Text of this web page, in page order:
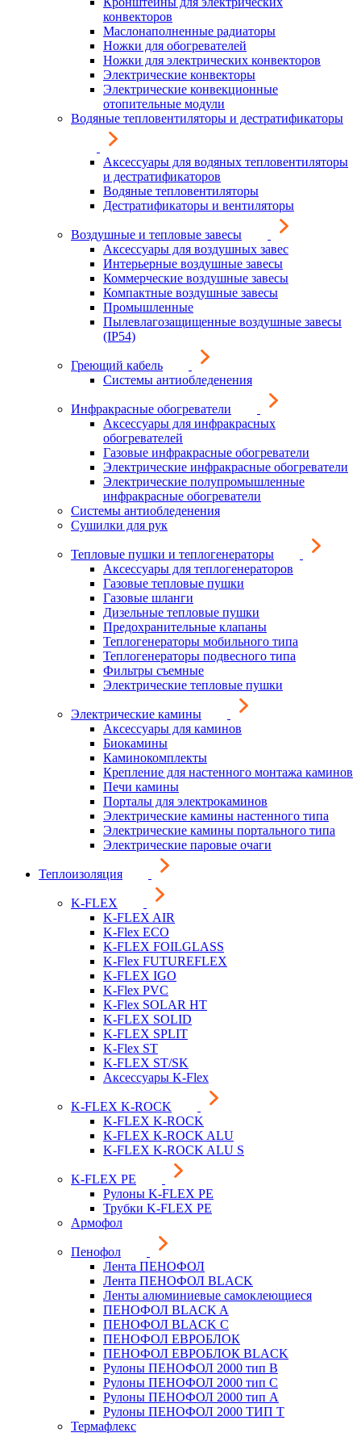
конвекторов
Маслонаполненные радиаторы
Ножки для обогревателей
Ножки для электрических конвекторов
Электрические конвекторы
Электрические конвекционные
отопительные модули
Водяные тепловентиляторы и дестратификаторы
Аксессуары для водяных тепловентиляторы
и дестратификаторов
Водяные тепловентиляторы
Дестратификаторы и вентиляторы
Воздушные и тепловые завесы
Аксессуары для воздушных завес
Интерьерные воздушные завесы
Коммерческие воздушные завесы
Компактные воздушные завесы
Промышленные
Пылевлагозащищенные воздушные завесы
(IP54)
Греющий кабель
Системы антиобледенения
Инфракрасные обогреватели
Аксессуары для инфракрасных
обогревателей
Газовые инфракрасные обогреватели
Электрические инфракрасные обогреватели
Электрические полупромышленные
инфракрасные обогреватели
Системы антиобледенения
Сушилки для рук
Тепловые пушки и теплогенераторы
Аксессуары для теплогенераторов
Газовые тепловые пушки
Газовые шланги
Дизельные тепловые пушки
Предохранительные клапаны
Теплогенераторы мобильного типа
Теплогенераторы подвесного типа
Фильтры съемные
Электрические тепловые пушки
Электрические камины
Аксессуары для каминов
Биокамины
Каминокомплекты
Крепление для настенного монтажа каминов
Печи камины
Порталы для электрокаминов
Электрические камины настенного типа
Электрические камины портального типа
Электрические паровые очаги
Теплоизоляция
K-FLEX
K-FLEX AIR
K-Flex ECO
K-FLEX FOILGLASS
K-Flex FUTUREFLEX
K-FLEX IGO
K-Flex PVC
K-Flex SOLAR HT
K-FLEX SOLID
K-FLEX SPLIT
K-Flex ST
K-FLEX ST/SK
Аксессуары K-Flex
K-FLEX K-ROCK
K-FLEX K-ROCK
K-FLEX K-ROCK ALU
K-FLEX K-ROCK ALU S
K-FLEX PE
Рулоны K-FLEX PE
Трубки K-FLEX PE
Армофол
Пенофол
Лента ПЕНОФОЛ
Лента ПЕНОФОЛ BLACK
Ленты алюминиевые самоклеющиеся
ПЕНОФОЛ BLACK A
ПЕНОФОЛ BLACK С
ПЕНОФОЛ ЕВРОБЛОК
ПЕНОФОЛ ЕВРОБЛОК BLACK
Рулоны ПЕНОФОЛ 2000 тип B
Рулоны ПЕНОФОЛ 2000 тип C
Рулоны ПЕНОФОЛ 2000 тип А
Рулоны ПЕНОФОЛ 2000 ТИП Т
Термафлекс